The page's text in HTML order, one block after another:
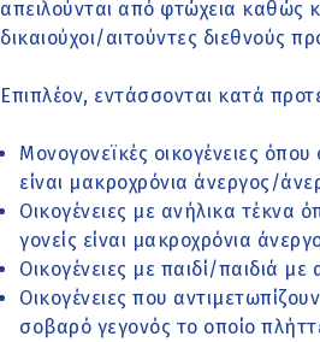
απειλούνται από φτώχεια καθώς
δικαιούχοι/αιτούντες διεθνούς
Επιπλέον, εντάσσονται κατά
Μονογονεϊκές οικογένειες
είναι μακροχρόνια άνεργος/
Οικογένειες με ανήλικα τέκνα
γονείς είναι μακροχρόνια
Οικογένειες με παιδί/παιδιά με
Οικογένειες που
σοβαρό γεγονός το οποίο